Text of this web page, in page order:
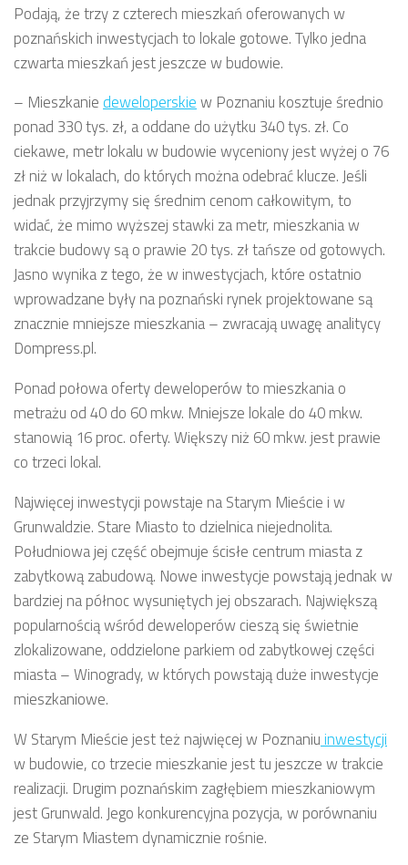
Podają, że trzy z czterech mieszkań oferowanych w
poznańskich inwestycjach to lokale gotowe. Tylko jedna
czwarta mieszkań jest jeszcze w budowie.
– Mieszkaniedeweloperskiew Poznaniu kosztuje średnio
ponad 330 tys. zł, a oddane do użytku 340 tys. zł. Co
ciekawe, metr lokalu w budowie wyceniony jest wyżej o 76
zł niż w lokalach, do których można odebrać klucze. Jeśli
jednak przyjrzymy się średnim cenom całkowitym, to
widać, że mimo wyższej stawki za metr, mieszkania w
trakcie budowy są o prawie 20 tys. zł tańsze od gotowych.
Jasno wynika z tego, że w inwestycjach, które ostatnio
wprowadzane były na poznański rynek projektowane są
znacznie mniejsze mieszkania – zwracają uwagę analitycy
Dompress.pl.
Ponad połowa oferty deweloperów to mieszkania o
metrażu od 40 do 60 mkw. Mniejsze lokale do 40 mkw.
stanowią 16 proc. oferty. Większy niż 60 mkw. jest prawie
co trzeci lokal.
Najwięcej inwestycji powstaje na Starym Mieście i w
Grunwaldzie. Stare Miasto to dzielnica niejednolita.
Południowa jej część obejmuje ścisłe centrum miasta z
zabytkową zabudową. Nowe inwestycje powstają jednak w
bardziej na północ wysuniętych jej obszarach. Największą
popularnością wśród deweloperów cieszą się świetnie
zlokalizowane, oddzielone parkiem od zabytkowej części
miasta – Winogrady, w których powstają duże inwestycje
mieszkaniowe.
W Starym Mieście jest też najwięcej w Poznaniuinwestycji
w budowie, co trzecie mieszkanie jest tu jeszcze w trakcie
realizacji. Drugim poznańskim zagłębiem mieszkaniowym
jest Grunwald. Jego konkurencyjna pozycja, w porównaniu
ze Starym Miastem dynamicznie rośnie.